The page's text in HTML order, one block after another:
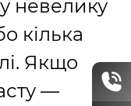
невелику
кілька
Якщо
—